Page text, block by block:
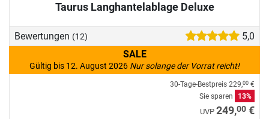
Taurus Langhantelablage Deluxe
Bewertungen (12)
5,0
SALE
Gültig bis 12. August 2026 Nur solange der Vorrat reicht!
30-Tage-Bestpreis 229,00 €
Sie sparen
13%
UVP 249,00 €